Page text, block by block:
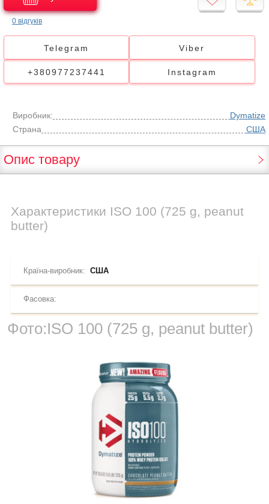
0 відгуків
Telegram Viber
+380977237441 Instagram
Виробник:
Dymatize
Страна
США
Опис товару
Характеристики ISO 100 (725 g, peanut
butter)
Країна-виробник: США
Фасовка:
Фото:ISO 100 (725 g, peanut butter)